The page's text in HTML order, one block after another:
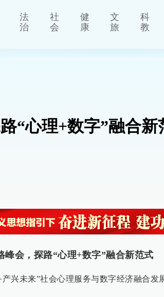
法
治
社
会
健
康
文
旅
科
教
“心理+数字”融合新
峰会，探路“心理+数字”融合新范式
产兴未来”社会心理服务与数字经济融合发